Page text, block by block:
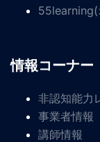
55learning(
情報コーナー
非認知能力
事業者情報
講師情報